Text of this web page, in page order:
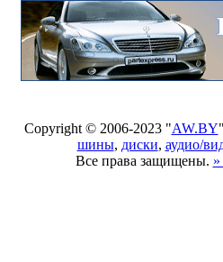
Copyright © 2006-2023 "AW.BY
шины, диски, аудио/
Все права защищены.